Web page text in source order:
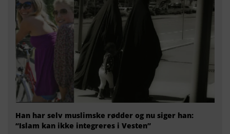
Han har selv muslimske rødder og nu siger han:
“Islam kan ikke integreres i Vesten”